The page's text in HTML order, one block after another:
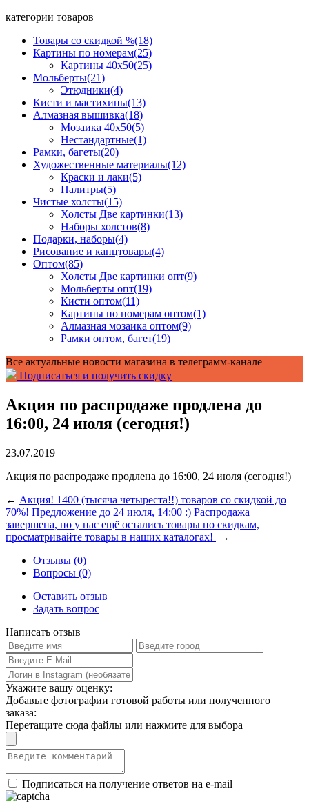
категории товаров
Товары со скидкой %(18)
Картины по номерам(25)
Картины 40x50(25)
Мольберты(21)
Этюдники(4)
Кисти и мастихины(13)
Алмазная вышивка(18)
Мозаика 40x50(5)
Нестандартные(1)
Рамки, багеты(20)
Художественные материалы(12)
Краски и лаки(5)
Палитры(5)
Чистые холсты(15)
Холсты Две картинки(13)
Наборы холстов(8)
Подарки, наборы(4)
Рисование и канцтовары(4)
Оптом(85)
Холсты Две картинки опт(9)
Мольберты опт(19)
Кисти оптом(11)
Картины по номерам оптом(1)
Алмазная мозаика оптом(9)
Рамки оптом, багет(19)
Все актуальные новости магазина в телеграмм-канале
Подписаться и получить скидку
Акция по распродаже продлена до
16:00, 24 июля (сегодня!)
23.07.2019
Акция по распродаже продлена до 16:00, 24 июля (сегодня!)
← Акция! 1400 (тысяча четыреста!!) товаров со скидкой до
70%! Предложение до 24 июля, 14:00 :) Распродажа
завершена, но у нас ещё остались товары по скидкам,
просматривайте товары в наших каталогах!
→
Отзывы (0)
Вопросы (0)
Оставить отзыв
Задать вопрос
Написать отзыв
Укажите вашу оценку:
Добавьте фотографии готовой работы или полученного
заказа:
Перетащите сюда файлы или нажмите для выбора
Подписаться на получение ответов на e-mail